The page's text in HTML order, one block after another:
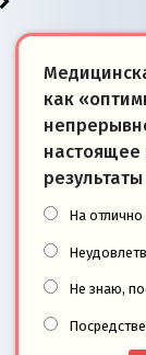
как
настоящее
На отлично
Не знаю,